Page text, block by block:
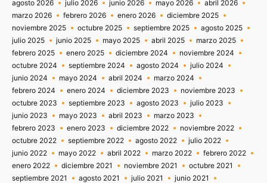
agosto 2026 julio 2026 junio 2026 mayo 2026
abril 2026
marzo 2026
febrero 2026 enero 2026
diciembre 2025
noviembre 2025
octubre 2025 septiembre 2025
agosto 2025
julio 2025
junio 2025 mayo 2025 abril 2025
marzo 2025
febrero 2025
enero 2025 diciembre 2024
noviembre 2024
octubre 2024
septiembre 2024 agosto 2024
julio 2024
junio 2024
mayo 2024 abril 2024
marzo 2024
febrero 2024
enero 2024 diciembre 2023
noviembre 2023
octubre 2023
septiembre 2023 agosto 2023
julio 2023
junio 2023
mayo 2023 abril 2023
marzo 2023
febrero 2023
enero 2023 diciembre 2022
noviembre 2022
octubre 2022
septiembre 2022 agosto 2022
julio 2022
junio 2022
mayo 2022 abril 2022 marzo 2022
febrero 2022
enero 2022
diciembre 2021 noviembre 2021
octubre 2021
septiembre 2021
agosto 2021 julio 2021
junio 2021